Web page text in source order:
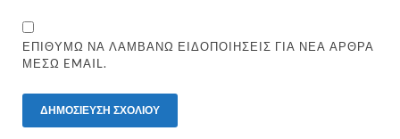
ΕΠΙΘΥΜΏ ΝΑ ΛΑΜΒΆΝΩ ΕΙΔΟΠΟΙΉΣΕΙΣ ΓΙΑ ΝΈΑ ΆΡΘΡΑ
ΜΈΣΩ EMAIL.